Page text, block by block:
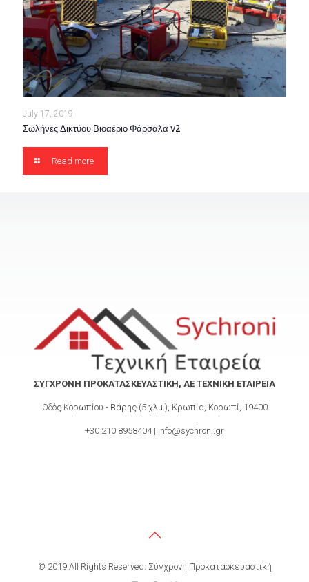
July 17, 2019
Σωλήνες Δικτύου Βιοαέριο Φάρσαλα v2
Read more
ΣΥΓΧΡΟΝΗ ΠΡΟΚΑΤΑΣΚΕΥΑΣΤΙΚΗ, ΑΕ ΤΕΧΝΙΚΗ ΕΤΑΙΡΕΙΑ
Οδός Κορωπίου - Βάρης (5 χλμ.), Κρωπία, Κορωπί, 19400
+30 210 8958404 | info@sychroni.gr
© 2019 All Rights Reserved. Σύγχρονη Προκατασκευαστική